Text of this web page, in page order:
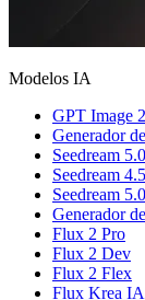
Modelos IA
GPT Image
Generador
Seedream
Seedream
Seedream
Generador
Flux 2 Pro
Flux 2 Dev
Flux 2 Flex
Flux Krea IA